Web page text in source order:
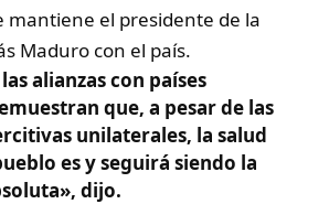
mantiene el presidente de la
Maduro con el país.
alianzas con países
que, a pesar de las
unilaterales, la salud
es y seguirá siendo la
dijo.